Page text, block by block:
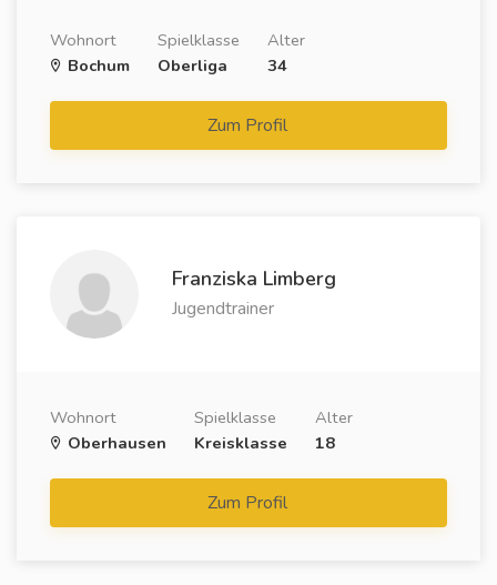
Wohnort
Bochum
Spielklasse
Oberliga
Alter
34
Zum Profil
Franziska Limberg
Jugendtrainer
Wohnort
Oberhausen
Spielklasse
Kreisklasse
Alter
18
Zum Profil